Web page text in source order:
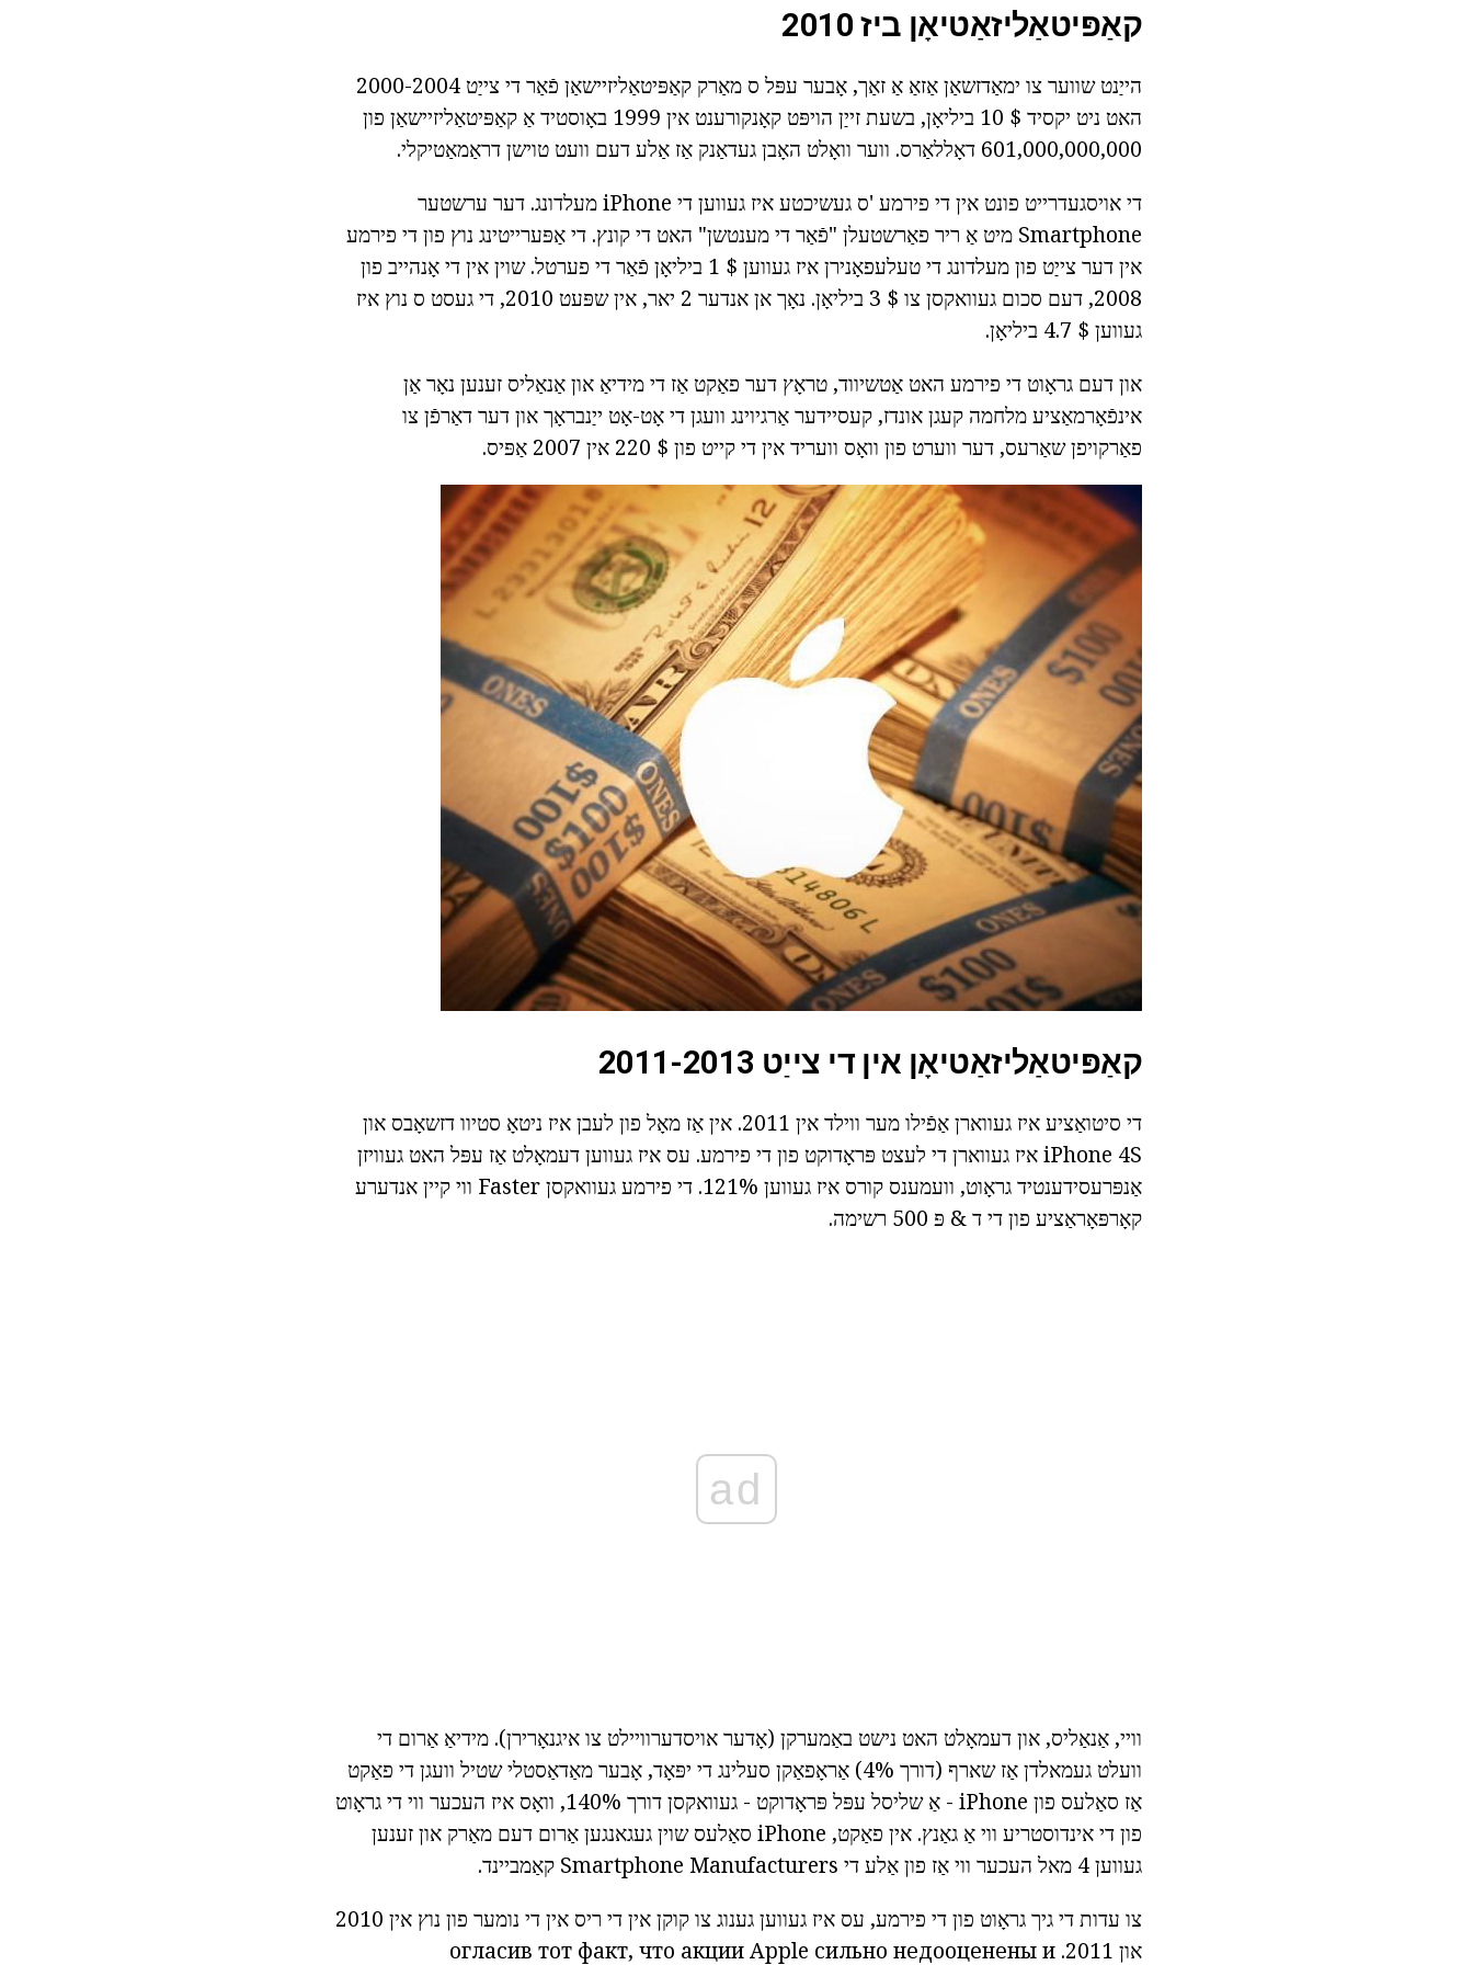
קאַפּיטאַליזאַטיאָן ביז 2010
הייַנט שווער צו ימאַדזשאַן אַזאַ אַ זאַך, אָבער עפּל ס מאַרק קאַפּיטאַליזיישאַן פֿאַר די צייַט 2000-2004
האט ניט יקסיד $ 10 ביליאָן, בשעת זייַן הויפּט קאָנקורענט אין 1999 באָוסטיד אַ קאַפּיטאַליזיישאַן פון
601,000,000,000 דאָללאַרס. ווער וואָלט האָבן געדאַנק אַז אַלע דעם וועט טוישן דראַמאַטיקלי.
די אויסגעדרייט פונט אין די פירמע 'ס געשיכטע איז געווען די iPhone מעלדונג. דער ערשטער
Smartphone מיט אַ ריר פאַרשטעלן "פֿאַר די מענטשן" האט די קונץ. די אַפּערייטינג נוץ פון די פירמע
אין דער צייַט פון מעלדונג די טעלעפאָנירן איז געווען $ 1 ביליאָן פֿאַר די פערטל. שוין אין די אָנהייב פון
2008, דעם סכום געוואקסן צו $ 3 ביליאָן. נאָך אן אנדער 2 יאר, אין שפּעט 2010, די געסט ס נוץ איז
געווען $ 4.7 ביליאָן.
און דעם גראָוט די פירמע האט אַטשיווד, טראָץ דער פאַקט אַז די מידיאַ און אַנאַליס זענען נאָר אַן
אינפֿאָרמאַציע מלחמה קעגן אונדז, קעסיידער אַרגיוינג וועגן די אָט-אָט ייַנבראָך און דער דאַרפֿן צו
פאַרקויפן שאַרעס, דער ווערט פון וואָס וועריד אין די קייט פון $ 220 אין 2007 אַפּיס.
קאַפּיטאַליזאַטיאָן אין די צייַט 2011-2013
די סיטואַציע איז געווארן אַפֿילו מער ווילד אין 2011. אין אַז מאָל פון לעבן איז ניטאָ סטיוו דזשאָבס און
iPhone 4S איז געווארן די לעצט פּראָדוקט פון די פירמע. עס איז געווען דעמאָלט אַז עפּל האט געוויזן
אַנפּרעסידענטיד גראָוט, וועמענס קורס איז געווען 121%. די פירמע געוואקסן Faster ווי קיין אנדערע
קאָרפּאָראַציע פון די ד & פּ 500 רשימה.
ad
וויי, אַנאַליס, און דעמאָלט האט נישט באַמערקן (אָדער אויסדערוויילט צו איגנאָרירן). מידיאַ אַרום די
וועלט געמאלדן אַז שארף (דורך 4%) אַראָפאַקן סעלינג די יפּאָד, אָבער מאַדאַסטלי שטיל וועגן די פאַקט
אַז סאַלעס פון iPhone - אַ שליסל עפּל פּראָדוקט - געוואקסן דורך 140%, וואָס איז העכער ווי די גראָוט
פון די אינדוסטריע ווי אַ גאַנץ. אין פאַקט, iPhone סאַלעס שוין געגאנגען אַרום דעם מאַרק און זענען
געווען 4 מאל העכער ווי אַז פון אַלע די Smartphone Manufacturers קאַמביינד.
צו עדות די גיך גראָוט פון די פירמע, עס איז געווען גענוג צו קוקן אין די ריס אין די נומער פון נוץ אין 2010
און 2011. огласив тот факт, что акции Apple сильно недооценены и